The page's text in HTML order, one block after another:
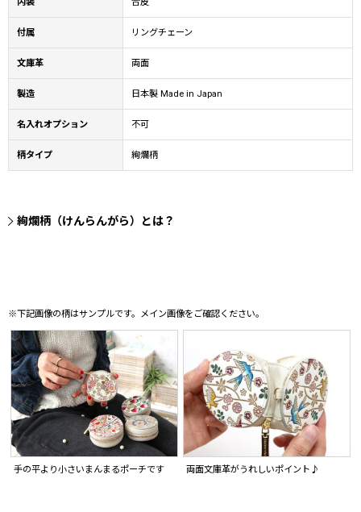
付属 リングチェーン
文庫革 両面
製造 日本製 Made in Japan
名入れオプション 不可
柄タイプ 絢爛柄
絢爛柄（けんらんがら）とは？
※下記画像の柄はサンプルです。メイン画像をご確認ください。
手の平より小さいまんまるポーチです 両面文庫革がうれしいポイント♪